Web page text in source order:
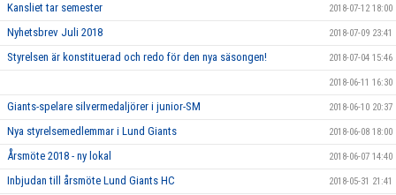
Kansliet tar semester 2018-07-12 18:00
Nyhetsbrev Juli 2018 2018-07-09 23:41
Styrelsen är konstituerad och redo för den nya säsongen! 2018-07-04 15:46
2018-06-11 16:30
Giants-spelare silvermedaljörer i junior-SM 2018-06-10 20:37
Nya styrelsemedlemmar i Lund Giants 2018-06-08 18:00
Årsmöte 2018 - ny lokal 2018-06-07 14:40
Inbjudan till årsmöte Lund Giants HC 2018-05-31 21:41